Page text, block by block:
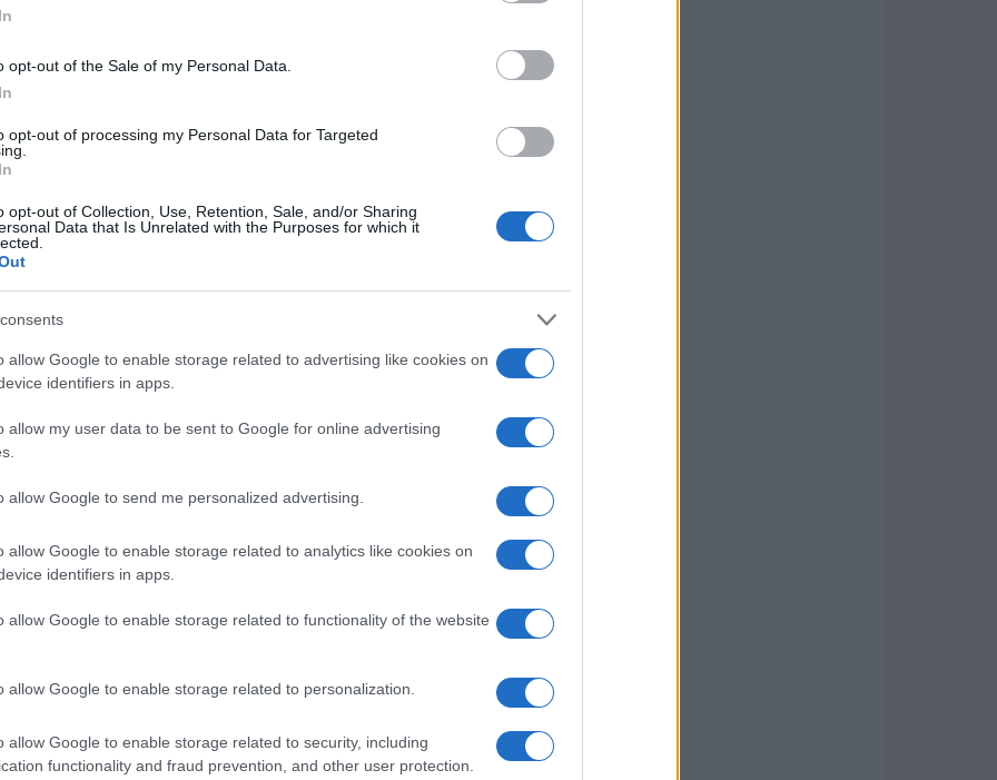
opt-out of the Sale of my Personal Data.
opt-out of processing my Personal Data for Targeted
opt-out of Collection, Use, Retention, Sale, and/or Sharing
Data that Is Unrelated with the Purposes for which it
allow Google to enable storage related to advertising like cookies on
identifiers in apps.
allow my user data to be sent to Google for online advertising
allow Google to send me personalized advertising.
allow Google to enable storage related to analytics like cookies on
identifiers in apps.
allow Google to enable storage related to functionality of the website
allow Google to enable storage related to personalization.
allow Google to enable storage related to security, including
functionality and fraud prevention, and other user protection.
panorama del giornalismo italiano. Oltre ad
vissuto da vicino eventi cruciali della nostra
La sua carriera l’ha portata in
drammatiche con un occhio attento e
giornalista che ha raccontato il mondo?
Botteri ha sempre cercato di portare la
La sua esperienza in Cina durante
tanti esempi del suo impegno nel dare voce a
storie complesse in modo semplice e
seguite e rispettate, non solo in Italia, ma in
emozioni e rivelazioni
affascinato il pubblico con una serie di
degli eventi che ha coperto, ma anche la sua
sorprenderà! Ogni storia è un mix di emozioni,